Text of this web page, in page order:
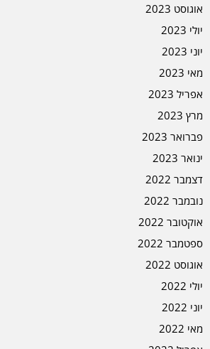
אוגוסט 2023
יולי 2023
יוני 2023
מאי 2023
אפריל 2023
מרץ 2023
פברואר 2023
ינואר 2023
דצמבר 2022
נובמבר 2022
אוקטובר 2022
ספטמבר 2022
אוגוסט 2022
יולי 2022
יוני 2022
מאי 2022